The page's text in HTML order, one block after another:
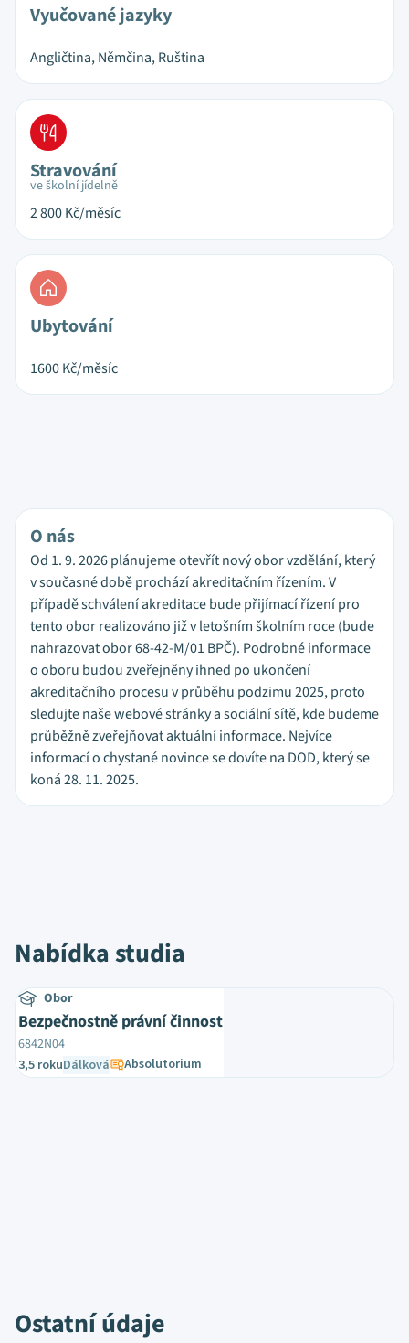
Vyučované jazyky
Angličtina, Němčina, Ruština
Stravování
ve školní jídelně
2 800Kč/měsíc
Ubytování
1600Kč/měsíc
O nás
Od 1. 9. 2026 plánujeme otevřít nový obor vzdělání, který
v současné době prochází akreditačním řízením. V
případě schválení akreditace bude přijímací řízení pro
tento obor realizováno již v letošním školním roce (bude
nahrazovat obor 68-42-M/01 BPČ). Podrobné informace
o oboru budou zveřejněny ihned po ukončení
akreditačního procesu v průběhu podzimu 2025, proto
sledujte naše webové stránky a sociální sítě, kde budeme
průběžně zveřejňovat aktuální informace. Nejvíce
informací o chystané novince se dovíte na DOD, který se
koná 28. 11. 2025.
Nabídka studia
Obor
Bezpečnostně právní činnost
6842N04
3,5 rokuDálková Absolutorium
Ostatní údaje